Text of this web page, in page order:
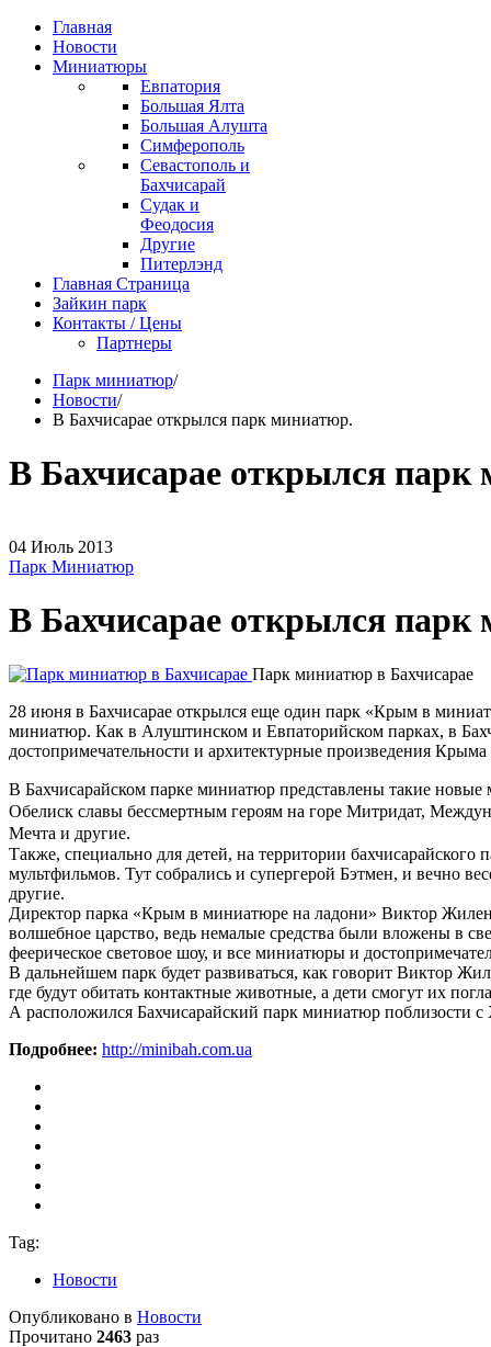
Главная
Новости
Миниатюры
Евпатория
Большая Ялта
Большая Алушта
Симферополь
Севастополь и
Бахчисарай
Судак и
Феодосия
Другие
Питерлэнд
Главная Страница
Зайкин парк
Контакты / Цены
Партнеры
Парк миниатюр/
Новости/
В Бахчисарае открылся парк миниатюр.
В Бахчисарае открылся парк
04 Июль 2013
Парк Миниатюр
В Бахчисарае открылся парк
Парк миниатюр в Бахчисарае
28 июня в Бахчисарае открылся еще один парк «Крым в
миниатюр. Как в Алуштинском и Евпаторийском парках, в
достопримечательности и архитектурные произведения
В Бахчисарайском парке миниатюр представлены такие
Обелиск славы бессмертным героям на горе Митридат,
Мечта и другие.
Также, специально для детей, на территории
мультфильмов. Тут собрались и супергерой Бэтмен, и вечно
другие.
Директор парка «Крым в миниатюре на ладони» Виктор
волшебное царство, ведь немалые средства были вложены в
феерическое световое шоу, и все миниатюры и
В дальнейшем парк будет развиваться, как говорит Виктор
где будут обитать контактные животные, а дети смогут их
А расположился Бахчисарайский парк миниатюр поблизости
Подробнее: http://minibah.com.ua
Tag:
Новости
Опубликовано в Новости
Прочитано 2463 раз